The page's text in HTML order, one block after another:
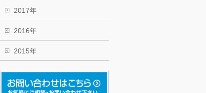
2017年
2016年
2015年